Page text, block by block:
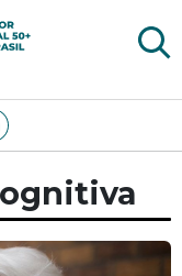
Viva Notícias